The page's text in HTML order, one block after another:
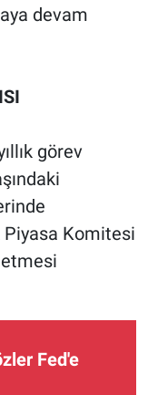
devam
görev
Piyasa Komitesi
etmesi
Fed'e